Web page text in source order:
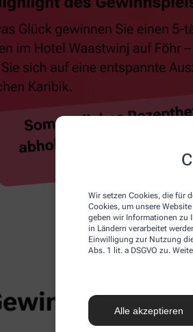
Wir setzen Cookies, die für
Cookies, um unsere
geben wir Informationen zu
in Ländern verarbeitet
Einwilligung zur Nutzung
Abs. 1 lit. a DSGVO zu.
Alle akzeptieren